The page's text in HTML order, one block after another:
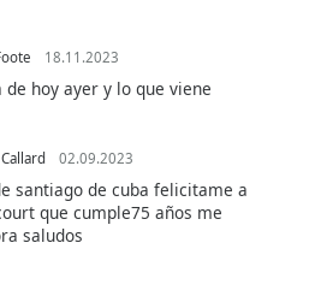
18.11.2023
hoy ayer y lo que viene
02.09.2023
santiago de cuba felicitame a
que cumple75 años me
saludos